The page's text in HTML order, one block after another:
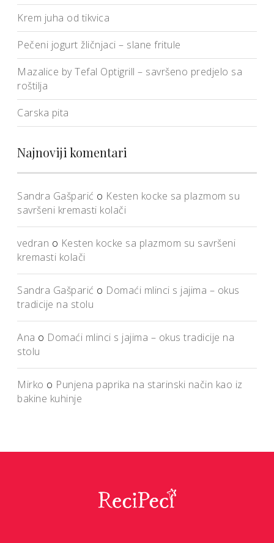
Krem juha od tikvica
Pečeni jogurt žličnjaci – slane fritule
Mazalice by Tefal Optigrill – savršeno predjelo sa
roštilja
Carska pita
Najnoviji komentari
Sandra Gašparić o Kesten kocke sa plazmom su
savršeni kremasti kolači
vedran o Kesten kocke sa plazmom su savršeni
kremasti kolači
Sandra Gašparić o Domaći mlinci s jajima – okus
tradicije na stolu
Ana o Domaći mlinci s jajima – okus tradicije na
stolu
Mirko o Punjena paprika na starinski način kao iz
bakine kuhinje